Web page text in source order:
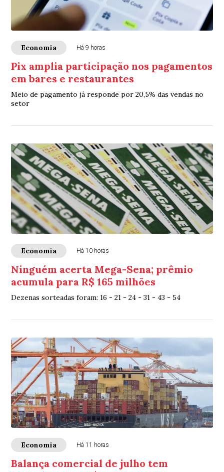
Economia Há 9 horas
Pix amplia participação nos pagamentos
em bares e restaurantes
Meio de pagamento já responde por 20,5% das vendas no
setor
Economia Há 10 horas
Ninguém acerta Mega-Sena; prêmio
acumula para R$ 165 milhões
Dezenas sorteadas foram: 16 - 21 - 24 - 31 - 43 - 54
Economia Há 11 horas
Balança comercial de julho tem